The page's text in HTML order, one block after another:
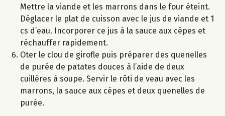
Mettre la viande et les marrons dans le four éteint.
Déglacer le plat de cuisson avec le jus de viande et 1
cs d’eau. Incorporer ce jus à la sauce aux cèpes et
réchauffer rapidement.
Oter le clou de girofle puis préparer des quenelles
de purée de patates douces à l’aide de deux
cuillères à soupe. Servir le rôti de veau avec les
marrons, la sauce aux cèpes et deux quenelles de
purée.